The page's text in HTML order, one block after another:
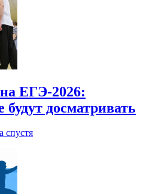
ЕГЭ-2026:
досматривать
спустя